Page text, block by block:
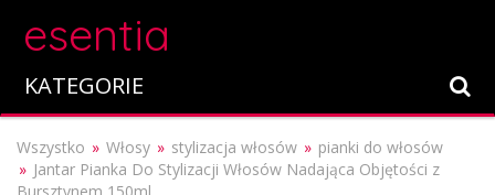
esentia
KATEGORIE
Wszystko Włosy stylizacja włosów
pianki do włosów
Jantar Pianka Do Stylizacji Włosów Nadająca Objętości z